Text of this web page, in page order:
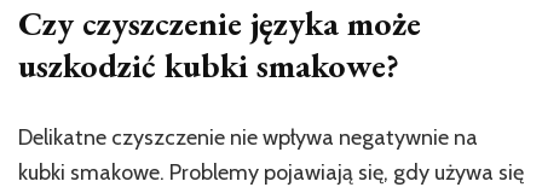
Czy czyszczenie języka może
uszkodzić kubki smakowe?
Delikatne czyszczenie nie wpływa negatywnie na
kubki smakowe. Problemy pojawiają się, gdy używa się